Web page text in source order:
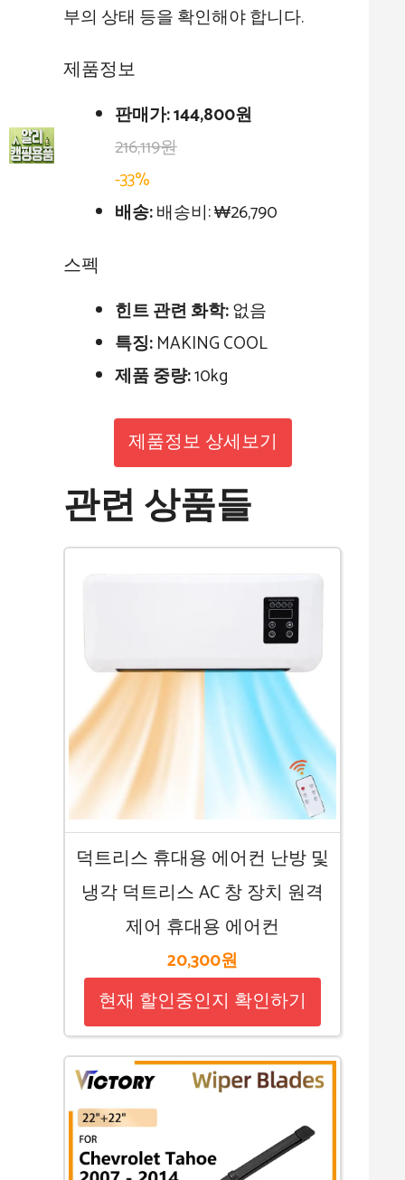
부의 상태 등을 확인해야 합니다.
제품정보
판매가:144,800원
216,119원
-33%
배송:배송비: ₩26,790
스펙
힌트 관련 화학:없음
특징:MAKING COOL
제품 중량:10kg
제품정보 상세보기
관련 상품들
덕트리스 휴대용 에어컨 난방 및
냉각 덕트리스 AC 창 장치 원격
제어 휴대용 에어컨
20,300원
현재 할인중인지 확인하기